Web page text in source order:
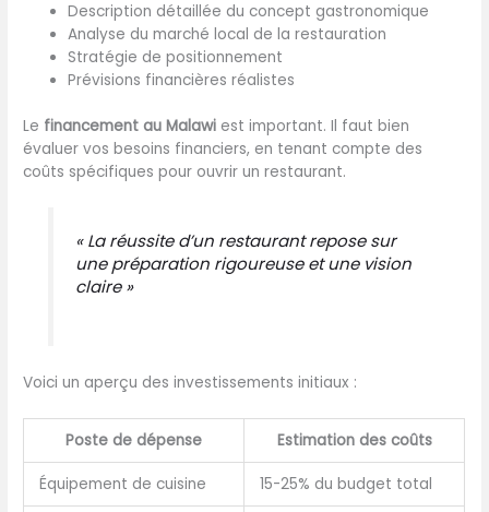
Description détaillée du concept gastronomique
Analyse du marché local de la restauration
Stratégie de positionnement
Prévisions financières réalistes
Le financement au Malawi est important. Il faut bien
évaluer vos besoins financiers, en tenant compte des
coûts spécifiques pour ouvrir un restaurant.
« La réussite d’un restaurant repose sur
une préparation rigoureuse et une vision
claire »
Voici un aperçu des investissements initiaux :
Poste de dépense Estimation des coûts
Équipement de cuisine 15-25% du budget total